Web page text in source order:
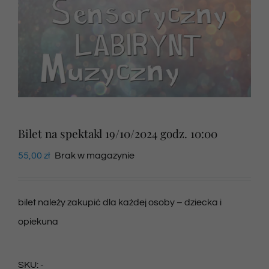
SKLEP VOD
Bilet na spektakl 19/10/2024 godz. 10:00
55,00 zł Brak w magazynie
bilet należy zakupić dla każdej osoby – dziecka i
opiekuna
SKU: -